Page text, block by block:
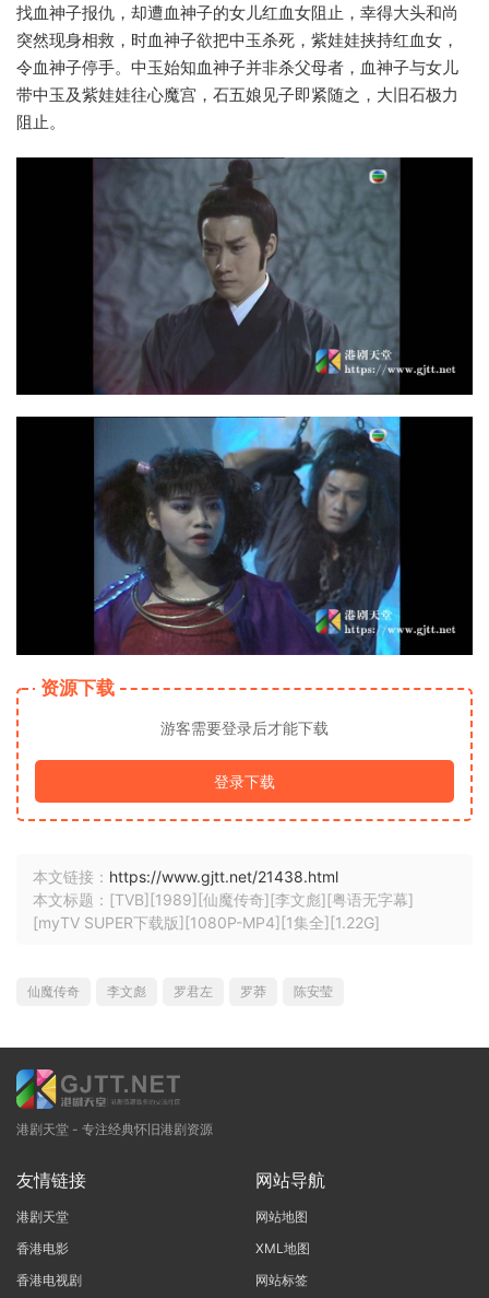
找血神子报仇，却遭血神子的女儿红血女阻止，幸得大头和尚
突然现身相救，时血神子欲把中玉杀死，紫娃娃挟持红血女，
令血神子停手。中玉始知血神子并非杀父母者，血神子与女儿
带中玉及紫娃娃往心魔宫，石五娘见子即紧随之，大旧石极力
阻止。
资源下载
游客需要登录后才能下载
登录下载
本文链接： https://www.gjtt.net/21438.html
本文标题：[TVB][1989][仙魔传奇][李文彪][粤语无字幕]
[myTV SUPER下载版][1080P-MP4][1集全][1.22G]
仙魔传奇 李文彪 罗君左 罗莽 陈安莹
港剧天堂 - 专注经典怀旧港剧资源
友情链接
港剧天堂
香港电影
香港电视剧
网站导航
网站地图
XML地图
网站标签